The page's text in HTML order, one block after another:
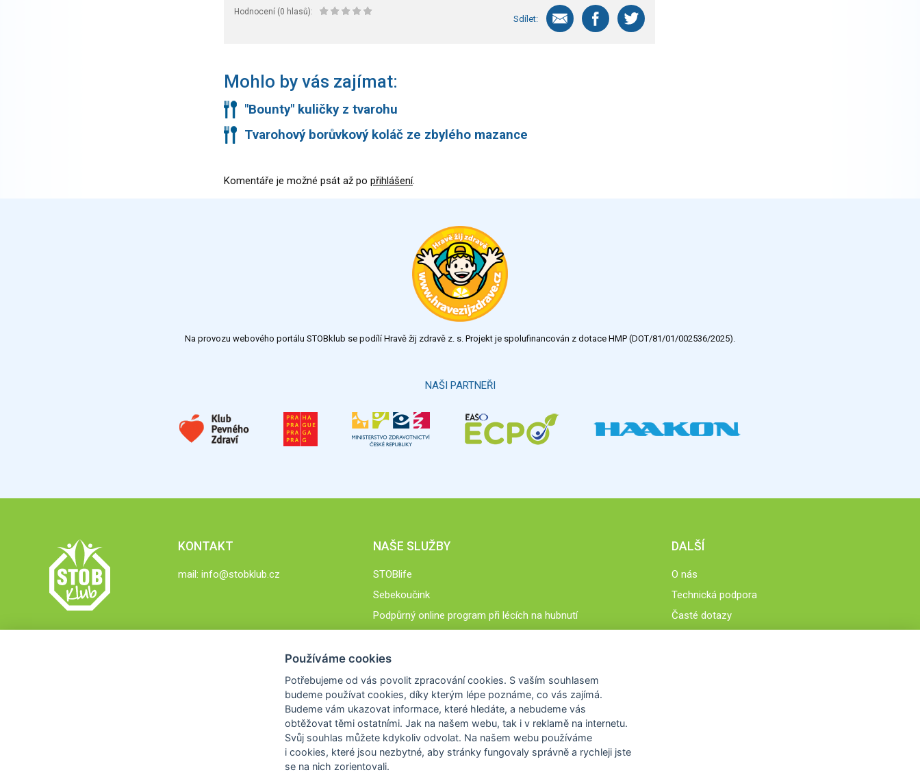
Hodnocení (0 hlasů):
Sdílet:
Mohlo by vás zajímat:
"Bounty" kuličky z tvarohu
Tvarohový borůvkový koláč ze zbylého mazance
Komentáře je možné psát až po přihlášení.
Na provozu webového portálu STOBklub se podílí Hravě žij zdravě z. s. Projekt je spolufinancován z dotace HMP (DOT/81/01/002536/2025).
NAŠI PARTNEŘI
KONTAKT
mail: info@stobklub.cz
NAŠE SLUŽBY
STOBlife
Sebekoučink
Podpůrný online program při lécích na hubnutí
DALŠÍ
O nás
Technická podpora
Časté dotazy
Používáme cookies
Potřebujeme od vás povolit zpracování cookies. S vaším souhlasem
budeme používat cookies, díky kterým lépe poznáme, co vás zajímá.
Budeme vám ukazovat informace, které hledáte, a nebudeme vás
obtěžovat těmi ostatními. Jak na našem webu, tak i v reklamě na internetu.
Svůj souhlas můžete kdykoliv odvolat. Na našem webu používáme
i cookies, které jsou nezbytné, aby stránky fungovaly správně a rychleji jste
se na nich zorientovali.